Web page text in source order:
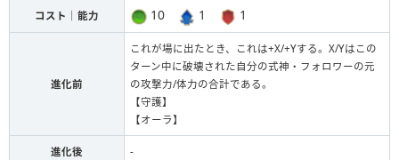
コスト｜能力 10 1 1
進化前
これが場に出たとき、これは+X/+Yする。X/Yはこの
ターン中に破壊された自分の式神・フォロワーの元
の攻撃力/体力の合計である。
【守護】
【オーラ】
進化後 -